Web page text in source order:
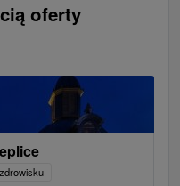
oferty